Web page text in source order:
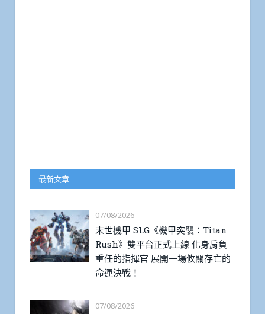
最新文章
07/08/2026
末世機甲 SLG《機甲突襲：Titan
Rush》雙平台正式上線 化身肩負
重任的指揮官 展開一場攸關存亡的
命運決戰！
07/08/2026